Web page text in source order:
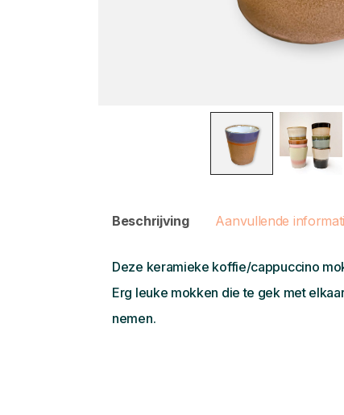
Beschrijving Aanvullende
Deze keramieke koffie/cappuccino
Erg leuke mokken die te gek met
nemen.